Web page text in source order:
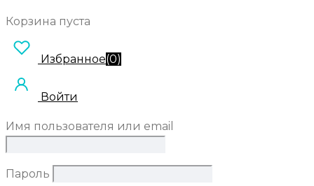
Корзина пуста
Избранное(0)
Войти
Имя пользователя или email
Пароль